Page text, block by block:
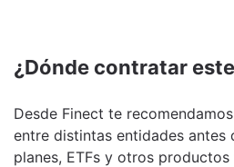
¿Dónde contratar
Desde Finect te
entre distintas entidades antes
planes, ETFs y otros productos